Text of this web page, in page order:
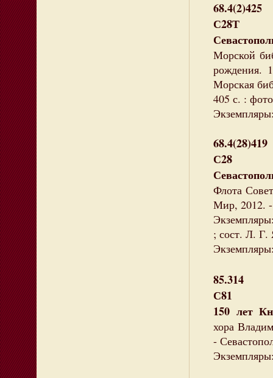
68.4(2)425
С28Т
Морской
рождения.
Морская
405 с. : фото
68.4(28)419
С28
Флота
Мир, 2012.
; сост. Л. Г.
85.314
С81
150 лет
хора
-